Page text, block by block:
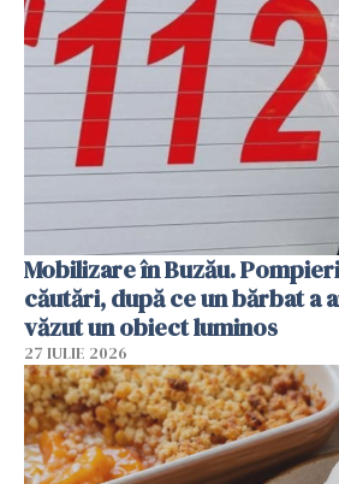
Mobilizare în Buzău.
căutări, după ce un bărbat a
văzut un obiect luminos
27 IULIE 2026